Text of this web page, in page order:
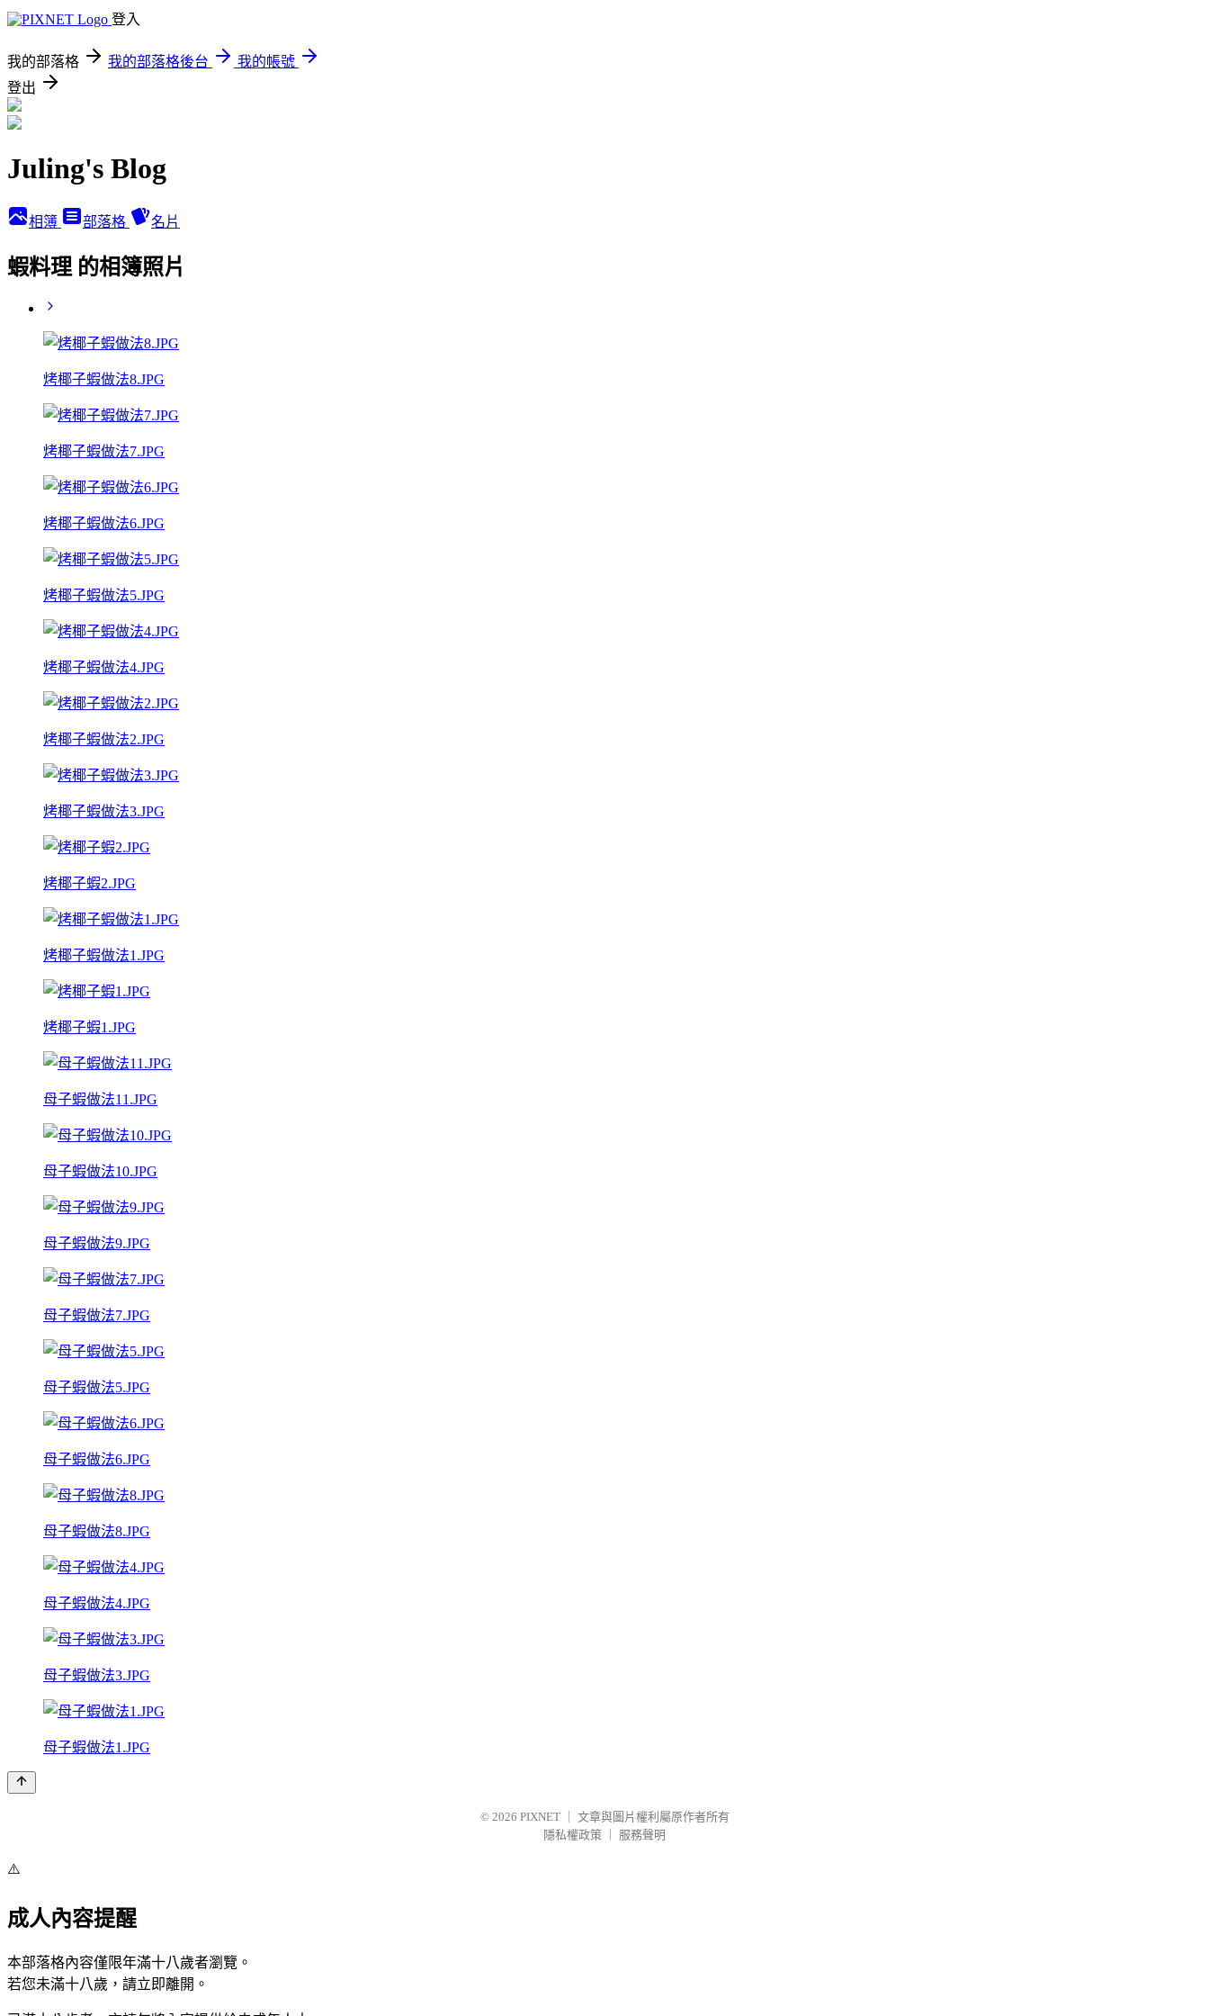
登入
我的部落格 我的部落格後台
我的帳號
登出
Juling's Blog
相簿 部落格 名片
蝦料理 的相簿照片
烤椰子蝦做法8.JPG
烤椰子蝦做法7.JPG
烤椰子蝦做法6.JPG
烤椰子蝦做法5.JPG
烤椰子蝦做法4.JPG
烤椰子蝦做法2.JPG
烤椰子蝦做法3.JPG
烤椰子蝦2.JPG
烤椰子蝦做法1.JPG
烤椰子蝦1.JPG
母子蝦做法11.JPG
母子蝦做法10.JPG
母子蝦做法9.JPG
母子蝦做法7.JPG
母子蝦做法5.JPG
母子蝦做法6.JPG
母子蝦做法8.JPG
母子蝦做法4.JPG
母子蝦做法3.JPG
母子蝦做法1.JPG
© 2026 PIXNET
文章與圖片權利屬原作者所有
隱私權政策
服務聲明
⚠️
成人內容提醒
本部落格內容僅限年滿十八歲者瀏覽。
若您未滿十八歲，請立即離開。